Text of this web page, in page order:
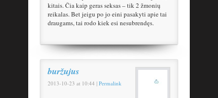
kitais. Čia kaip geras seksas – tik 2 žmonių
reikalas. Bet jeigu po jo eini pasakyti apie tai
draugams, tai rodo kiek esi nesubrendęs.
buržujus
2013-10-23 at 10:44 | Permalink